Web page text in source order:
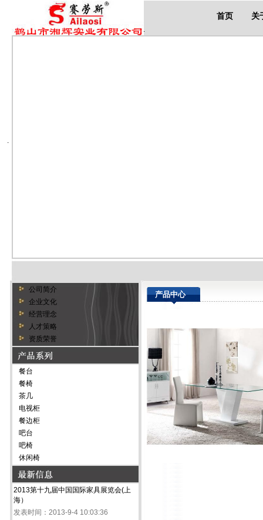
.
首页 关
.
公司简介
企业文化
经营理念
人才策略
资质荣誉
餐台
餐椅
茶几
电视柜
餐边柜
吧台
吧椅
休闲椅
2013第十九届中国国际家具展览会(上
海）
发表时间：2013-9-4 10:03:36
产品中心